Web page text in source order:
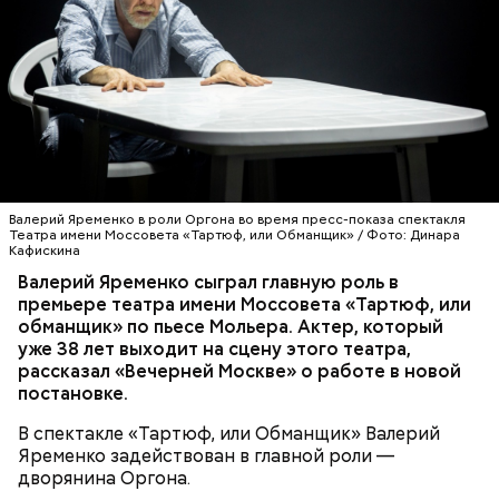
Валерий Яременко в роли Оргона во время пресс-показа спектакля
Театра имени Моссовета «Тартюф, или Обманщик» / Фото: Динара
Кафискина
Валерий Яременко сыграл главную роль в
премьере театра имени Моссовета «Тартюф, или
обманщик» по пьесе Мольера. Актер, который
уже 38 лет выходит на сцену этого театра,
рассказал «Вечерней Москве» о работе в новой
постановке.
В спектакле «Тартюф, или Обманщик» Валерий
Яременко задействован в главной роли —
дворянина Оргона.
Как выбрать дыню
Фото: Shutterstock